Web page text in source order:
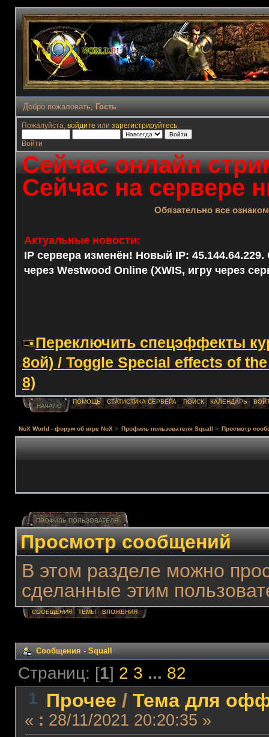
Добро пожаловать, Гость
Пожалуйста, войдите или зарегистрируйтесь.
Войти
Сейчас онлайн
Сейчас на сервере
Обязательно все
Актуальные новости:
IP сервера изменён! Новый IP: 45.144.64.229.
через Westwood Online (XWIS, игру через
Переключить спецэффекты
8ой) / Toggle Special effects of
8)
НАЧАЛО
ПОМОЩЬ СТАТИСТИКА СЕРВЕРА ПОИСК КАЛЕНДАРЬ
NoX World - форум об игре NoX > Профиль пользователя Squall > Просмотр
ПРОФИЛЬ ПОЛЬЗОВАТЕЛЯ
Просмотр сообщений
В этом разделе можно
сделанные этим
СООБЩЕНИЯ ТЕМЫ ВЛОЖЕНИЯ
Сообщения - Squall
Страниц: [1] 2 3 ... 82
1 Прочее / Тема для
« : 28/11/2021 20:20:35 »